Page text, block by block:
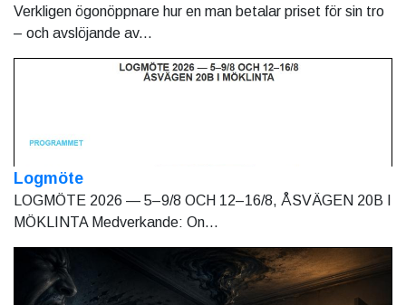
Verkligen ögonöppnare hur en man betalar priset för sin tro
– och avslöjande av...
Logmöte
LOGMÖTE 2026 — 5–9/8 OCH 12–16/8, ÅSVÄGEN 20B I
MÖKLINTA Medverkande: On...